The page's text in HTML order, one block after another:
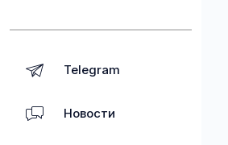
Telegram
Новости